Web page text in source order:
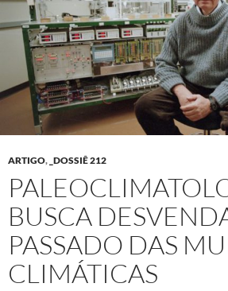
ARTIGO, _DOSSIÊ 212
BUSCA
PASSADO DAS
CLIMÁTICAS